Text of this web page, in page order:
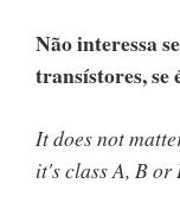
Não interessa
transístores, se
It does not
it's class A, B or